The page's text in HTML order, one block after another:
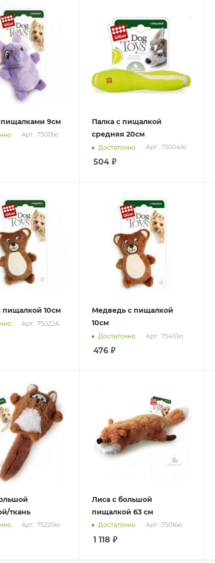
пищалками 9см
Арт.: 75013ю
Палка с пищалкой
средняя 20см
Достаточно Арт.: 75004/ю
504₽
10см
Арт.: 75022А
Медведь с пищалкой
10см
Достаточно Арт.: 75401ю
476₽
ткань
Арт.: 75220ю
Лиса с большой
пищалкой 63 см
Достаточно Арт.: 75016ю
1 118 ₽